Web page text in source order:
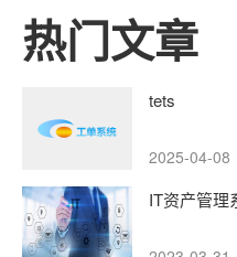
热门文章
tets
2025-04-08
IT资产管理